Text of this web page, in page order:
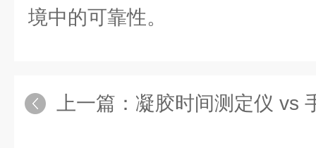
境中的可靠性。
上一篇： 凝胶时间测定仪 vs 手动